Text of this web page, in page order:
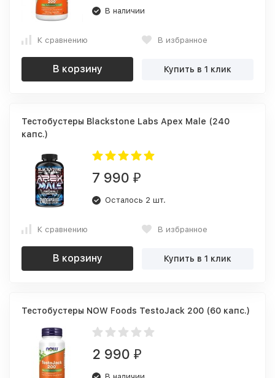
В наличии
К сравнению В избранное
В корзину Купить в 1 клик
Тестобустеры Blackstone Labs Apex Male (240
капс.)
7 990 ₽
Осталось 2 шт.
К сравнению В избранное
В корзину Купить в 1 клик
Тестобустеры NOW Foods TestoJack 200 (60 капс.)
2 990 ₽